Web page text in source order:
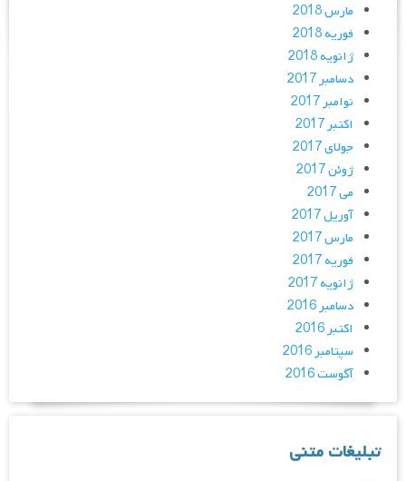
مارس 2018
فوریه 2018
ژانویه 2018
دسامبر 2017
نوامبر 2017
اکتبر 2017
جولای 2017
ژوئن 2017
می 2017
آوریل 2017
مارس 2017
فوریه 2017
ژانویه 2017
دسامبر 2016
اکتبر 2016
سپتامبر 2016
آگوست 2016
تبلیغات متنی